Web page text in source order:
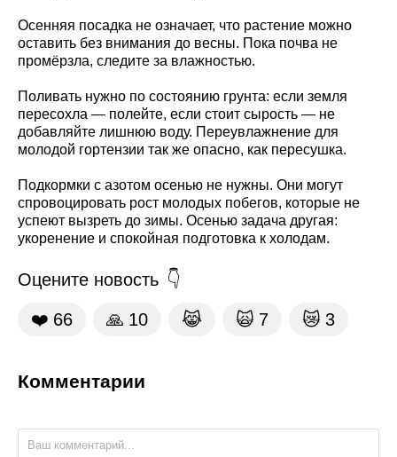
Осенняя посадка не означает, что растение можно
оставить без внимания до весны. Пока почва не
промёрзла, следите за влажностью.
Поливать нужно по состоянию грунта: если земля
пересохла — полейте, если стоит сырость — не
добавляйте лишнюю воду. Переувлажнение для
молодой гортензии так же опасно, как пересушка.
Подкормки с азотом осенью не нужны. Они могут
спровоцировать рост молодых побегов, которые не
успеют вызреть до зимы. Осенью задача другая:
укоренение и спокойная подготовка к холодам.
Оцените новость
❤️ 66 🙏 10 😹 🙀 7 😿 3
Комментарии